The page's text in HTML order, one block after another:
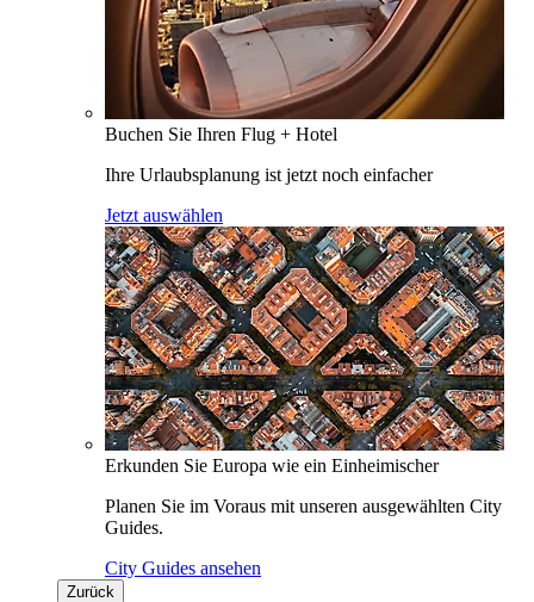
Buchen Sie Ihren Flug + Hotel
Ihre Urlaubsplanung ist jetzt noch einfacher
Jetzt auswählen
Erkunden Sie Europa wie ein Einheimischer
Planen Sie im Voraus mit unseren ausgewählten City
Guides.
City Guides ansehen
Zurück